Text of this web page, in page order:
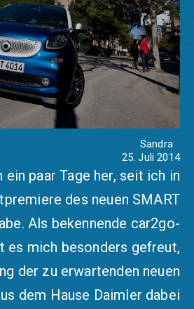
Sandra
25. Juli 2014
ein paar Tage her, seit ich in
des neuen SMART
Als bekennende car2go-
es mich besonders gefreut,
der zu erwartenden neuen
dem Hause Daimler dabei